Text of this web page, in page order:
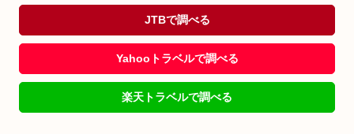
JTBで調べる
Yahooトラベルで調べる
楽天トラベルで調べる